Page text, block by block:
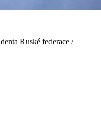
Ruské federace /